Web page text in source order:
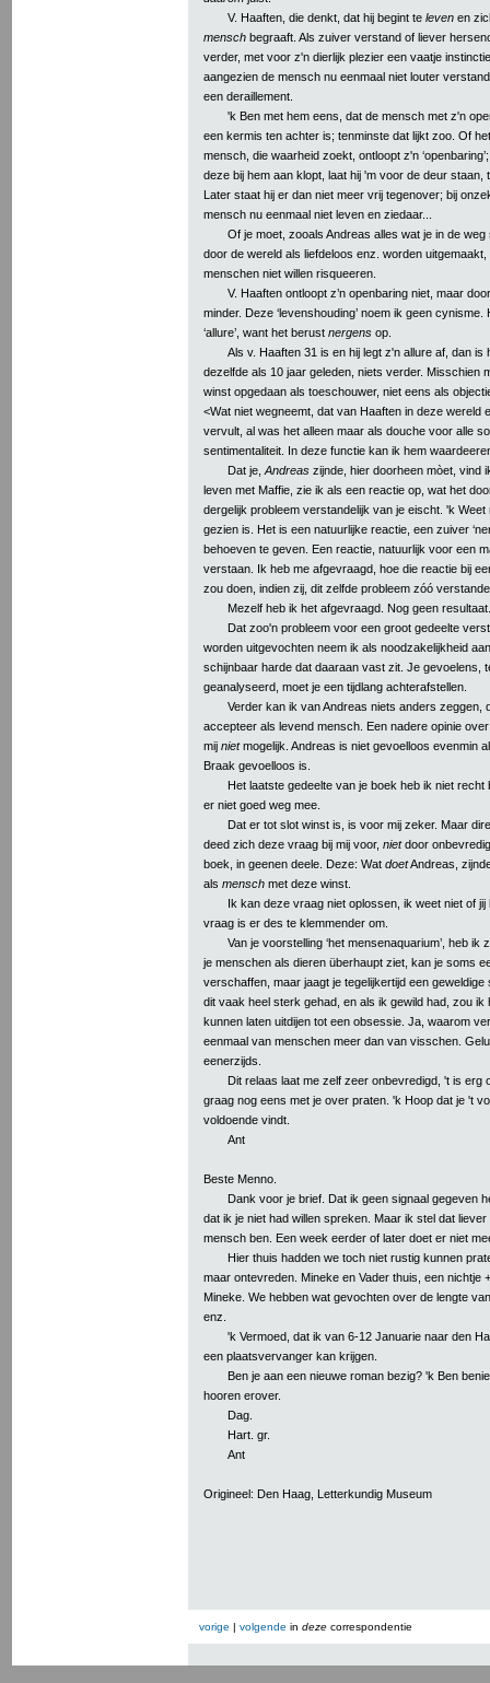
V. Haaften, die denkt, dat hij begint te leven en
mensch begraaft. Als zuiver verstand of liever
verder, met voor z'n dierlijk plezier een vaatje
aangezien de mensch nu eenmaal niet louter
een deraillement.
'k Ben met hem eens, dat de mensch met z'n
een kermis ten achter is; tenminste dat lijkt zoo. Of
mensch, die waarheid zoekt, ontloopt z'n
deze bij hem aan klopt, laat hij 'm voor de deur staan,
Later staat hij er dan niet meer vrij tegenover; bij
mensch nu eenmaal niet leven en ziedaar...
Of je moet, zooals Andreas alles wat je in de weg
door de wereld als liefdeloos enz. worden
menschen niet willen risqueeren.
V. Haaften ontloopt z’n openbaring niet, maar
minder. Deze ‘levenshouding’ noem ik geen cynisme.
‘allure’, want het berust nergens op.
Als v. Haaften 31 is en hij legt z'n allure af, dan is
dezelfde als 10 jaar geleden, niets verder. Misschien
winst opgedaan als toeschouwer, niet eens als
<Wat niet wegneemt, dat van Haaften in deze wereld
vervult, al was het alleen maar als douche voor alle
sentimentaliteit. In deze functie kan ik hem
Dat je, Andreas zijnde, hier doorheen mòet, vind
leven met Maffie, zie ik als een reactie op, wat het
dergelijk probleem verstandelijk van je eischt. 'k Weet
gezien is. Het is een natuurlijke reactie, een zuiver
behoeven te geven. Een reactie, natuurlijk voor een
verstaan. Ik heb me afgevraagd, hoe die reactie bij
zou doen, indien zij, dit zelfde probleem zóó
Mezelf heb ik het afgevraagd. Nog geen resultaat.
Dat zoo'n probleem voor een groot gedeelte
worden uitgevochten neem ik als noodzakelijkheid
schijnbaar harde dat daaraan vast zit. Je gevoelens,
geanalyseerd, moet je een tijdlang achterafstellen.
Verder kan ik van Andreas niets anders zeggen,
accepteer als levend mensch. Een nadere opinie
mij nietmogelijk. Andreas is niet gevoelloos evenmin
Braak gevoelloos is.
Het laatste gedeelte van je boek heb ik niet recht
er niet goed weg mee.
Dat er tot slot winst is, is voor mij zeker. Maar
deed zich deze vraag bij mij voor, nietdoor
boek, in geenen deele. Deze: Wat doetAndreas,
als mensch met deze winst.
Ik kan deze vraag niet oplossen, ik weet niet of
vraag is er des te klemmender om.
Van je voorstelling ‘het mensenaquarium’, heb ik
je menschen als dieren überhaupt ziet, kan je soms
verschaffen, maar jaagt je tegelijkertijd een
dit vaak heel sterk gehad, en als ik gewild had, zou ik
kunnen laten uitdijen tot een obsessie. Ja, waarom
eenmaal van menschen meer dan van visschen.
eenerzijds.
Dit relaas laat me zelf zeer onbevredigd, 't is erg
graag nog eens met je over praten. 'k Hoop dat je 't
voldoende vindt.
Ant
Beste Menno.
Dank voor je brief. Dat ik geen signaal gegeven
dat ik je niet had willen spreken. Maar ik stel dat
mensch ben. Een week eerder of later doet er niet
Hier thuis hadden we toch niet rustig kunnen
maar ontevreden. Mineke en Vader thuis, een nichtje
Mineke. We hebben wat gevochten over de lengte
enz.
'k Vermoed, dat ik van 6-12 Januarie naar den
een plaatsvervanger kan krijgen.
Ben je aan een nieuwe roman bezig? 'k Ben
hooren erover.
Dag.
Hart. gr.
Ant
Origineel: Den Haag, Letterkundig Museum
vorige | volgende in deze correspondentie